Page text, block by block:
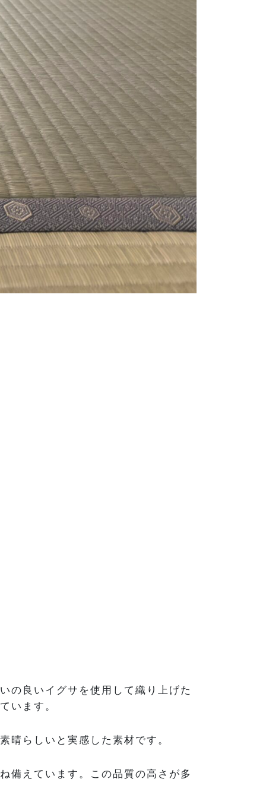
の良いイグサを使用して織り上げた
います。
晴らしいと実感した素材です。
備えています。この品質の高さが多